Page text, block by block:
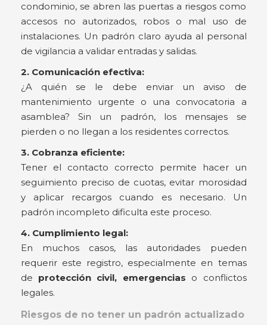
condominio, se abren las puertas a riesgos como
accesos no autorizados, robos o mal uso de
instalaciones. Un padrón claro ayuda al personal
de vigilancia a validar entradas y salidas.
2. Comunicación efectiva:
¿A quién se le debe enviar un aviso de
mantenimiento urgente o una convocatoria a
asamblea? Sin un padrón, los mensajes se
pierden o no llegan a los residentes correctos.
3. Cobranza eficiente:
Tener el contacto correcto permite hacer un
seguimiento preciso de cuotas, evitar morosidad
y aplicar recargos cuando es necesario. Un
padrón incompleto dificulta este proceso.
4. Cumplimiento legal:
En muchos casos, las autoridades pueden
requerir este registro, especialmente en temas
de protección civil, emergencias o conflictos
legales.
Riesgos de no tener un padrón actualizado